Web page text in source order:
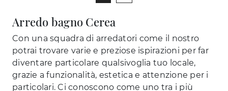
Arredo bagno Cerea
Con una squadra di arredatori come il nostro
potrai trovare varie e preziose ispirazioni per far
diventare particolare qualsivoglia tuo locale,
grazie a funzionalità, estetica e attenzione per i
particolari. Ci conoscono come uno tra i più